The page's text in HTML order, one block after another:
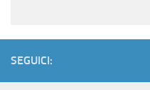
SEGUICI: